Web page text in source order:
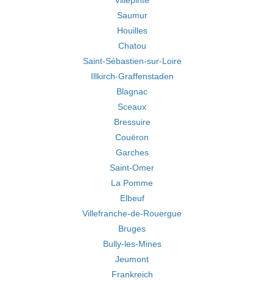
Saumur
Houilles
Chatou
Saint-Sébastien-sur-Loire
Illkirch-Graffenstaden
Blagnac
Sceaux
Bressuire
Couëron
Garches
Saint-Omer
La Pomme
Elbeuf
Villefranche-de-Rouergue
Bruges
Bully-les-Mines
Jeumont
Frankreich